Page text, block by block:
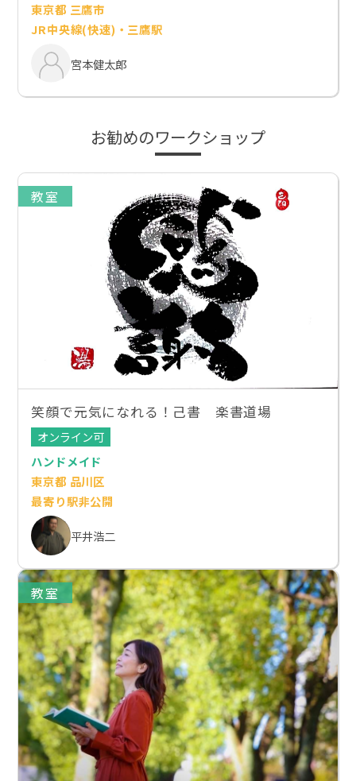
東京都 三鷹市
JR中央線(快速)・三鷹駅
宮本健太郎
お勧めのワークショップ
教室
笑顔で元気になれる！己書 楽書道場
オンライン可
ハンドメイド
東京都 品川区
最寄り駅非公開
平井浩二
教室